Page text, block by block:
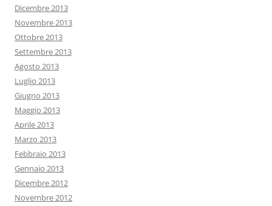
Dicembre 2013
Novembre 2013
Ottobre 2013
Settembre 2013
Agosto 2013
Luglio 2013
Giugno 2013
Maggio 2013
Aprile 2013
Marzo 2013
Febbraio 2013
Gennaio 2013
Dicembre 2012
Novembre 2012